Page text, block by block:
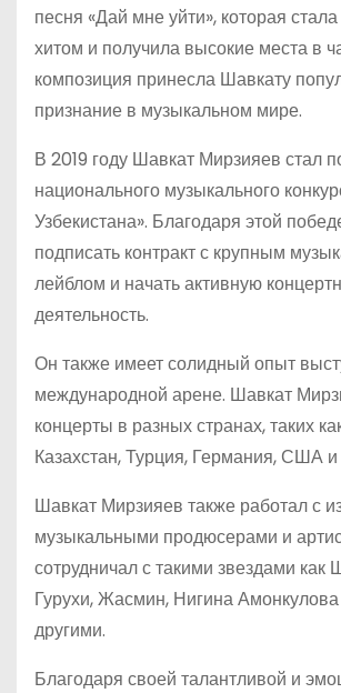
песня «Дай мне уйти», которая
хитом и получила высокие места в
композиция принесла Шавкату
признание в музыкальном мире.
В 2019 году Шавкат Мирзияев стал
национального музыкального
Узбекистана». Благодаря этой
подписать контракт с крупным
лейблом и начать активную
деятельность.
Он также имеет солидный опыт
международной арене. Шавкат
концерты в разных странах, таких
Казахстан, Турция, Германия, США и
Шавкат Мирзияев также работал с
музыкальными продюсерами и
сотрудничал с такими звездами как
Гурухи, Жасмин, Нигина
другими.
Благодаря своей талантливой и